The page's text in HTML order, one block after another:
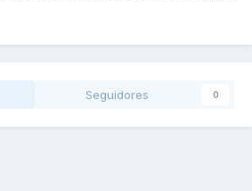
Seguidores 0